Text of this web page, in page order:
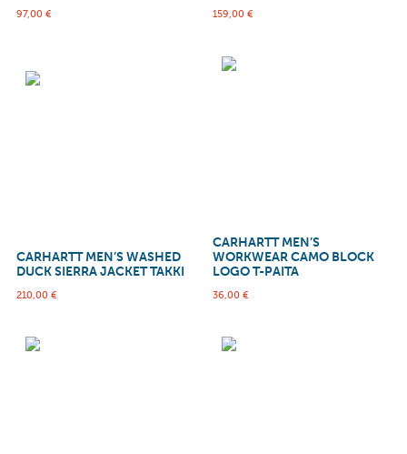
97,00 € 159,00 €
CARHARTT MEN’S WASHED
DUCK SIERRA JACKET TAKKI
210,00 €
CARHARTT MEN’S
WORKWEAR CAMO BLOCK
LOGO T-PAITA
36,00 €